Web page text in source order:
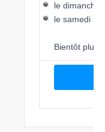
le dimanche
le samedi
Bientôt plus